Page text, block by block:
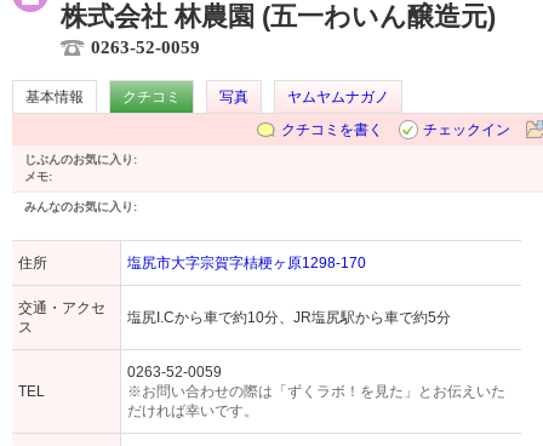
株式会社 林農園 (五一わいん醸造元)
0263-52-0059
基本情報 クチコミ 写真
ヤムヤムナガノ
クチコミを書く
チェックイン
じぶんのお気に入り:
メモ:
みんなのお気に入り:
住所 塩尻市大字宗賀字桔梗ヶ原1298-170
交通・アクセ
ス
塩尻I.Cから車で約10分、JR塩尻駅から車で約5分
TEL
0263-52-0059
※お問い合わせの際は「ずくラボ！を見た」とお伝えいた
だければ幸いです。